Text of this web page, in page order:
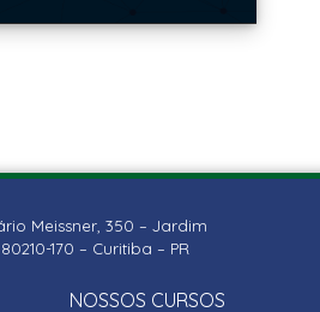
Meissner, 350 – Jardim
170 – Curitiba – PR
NOSSOS CURSOS